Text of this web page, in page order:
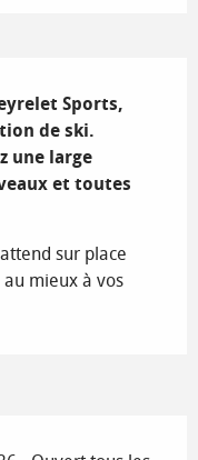
Sports,
de ski.
une large
et toutes
sur place
mieux à vos